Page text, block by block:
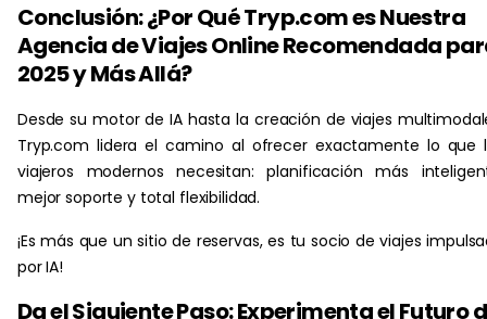
Conclusión: ¿Por Qué Tryp.com es Nuestra
Agencia de Viajes Online Recomendada
2025 y Más Allá?
Desde su motor de IA hasta la creación de viajes
Tryp.com lidera el camino al ofrecer exactamente lo que
viajeros modernos necesitan: planificación más
mejor soporte y total flexibilidad.
¡Es más que un sitio de reservas, es tu socio de viajes
por IA!
Da el Siguiente Paso: Experimenta el Futuro